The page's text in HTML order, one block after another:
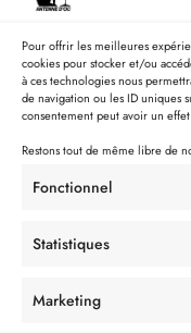
Pour offrir les meilleures
cookies pour stocker et/ou
à ces technologies nous
de navigation ou les ID uniques
consentement peut avoir un
Restons tout de même libre de
Fonctionnel
Statistiques
Marketing